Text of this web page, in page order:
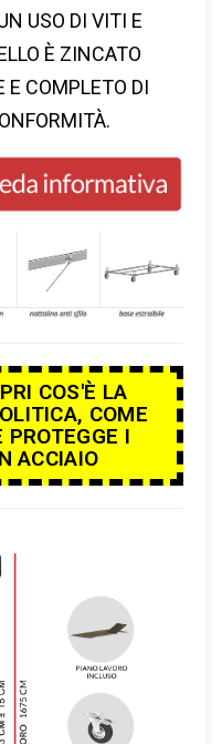
USO DI VITI E
È ZINCATO
E COMPLETO DI
COS'È LA
COME
PROTEGGE I
ACCIAIO